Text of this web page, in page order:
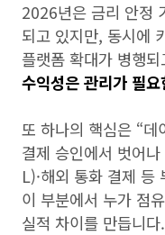
2026년은 금리 안정
되고 있지만, 동시에
플랫폼 확대가 병행
수익성은 관리가 필요
또 하나의 핵심은 “
결제 승인에서 벗어
L)·해외 통화 결제 등
이 부분에서 누가 점
실적 차이를 만듭니다.